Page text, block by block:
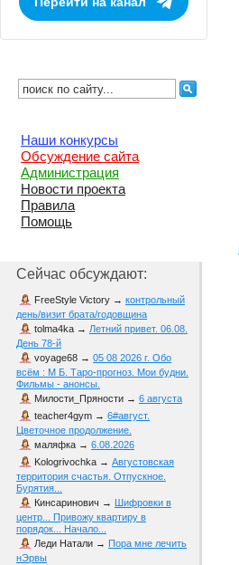
Наши конкурсы
Обсуждение сайта
Администрация
Новости проекта
Правила
Помощь
Сейчас обсуждают:
FreeStyle Victory → контрольный
день/визит брата/годовщина
tolma4ka → Летний привет. 06.08.
День 78-й
voyage68 → 05 08 2026 г. Обо
всём : М Б. Таро-прогноз. Мои будни.
Фильмы - анонсы.
Милости_Пряности → 6 августа
teacher4gym → 6#август.
Цветочное продолжение.
маляфка → 6.08.2026
Kologrivochka → Августовская
территория счастья. Отпускное.
Бурятия...
Кинсаринович → Шифровки в
центр... Привожу квартиру в
порядок... Начало...
Леди Натали → Пора мне лечить
нЭрвы